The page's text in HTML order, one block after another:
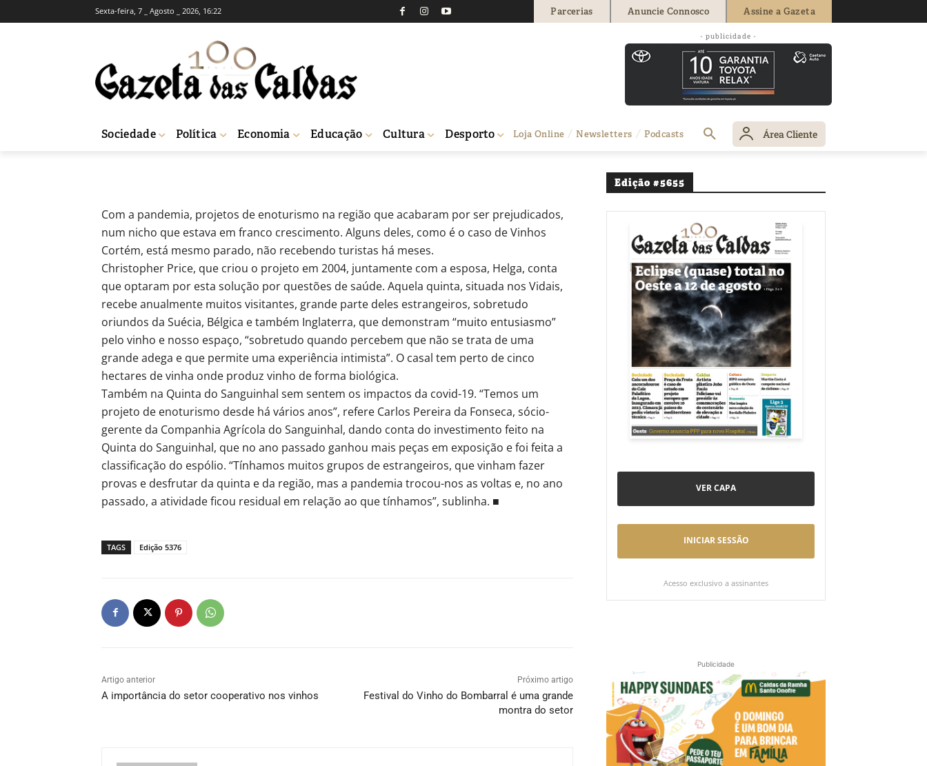
Sexta-feira, 7 _ Agosto _ 2026, 16:22 Parcerias Anuncie Connosco Assine a Gazeta
- publicidade -
Sociedade Política Economia Educação Cultura Desporto Loja Online Newsletters Podcasts Área Cliente
ECONOMIA
Pandemia prejudica enoturismo
Redação 1 de Abril, 2021 481 0
Com a pandemia, projetos de enoturismo na região que acabaram por ser prejudicados,
num nicho que estava em franco crescimento. Alguns deles, como é o caso de Vinhos
Cortém, está mesmo parado, não recebendo turistas há meses.
Christopher Price, que criou o projeto em 2004, juntamente com a esposa, Helga, conta
que optaram por esta solução por questões de saúde. Aquela quinta, situada nos Vidais,
recebe anualmente muitos visitantes, grande parte deles estrangeiros, sobretudo
oriundos da Suécia, Bélgica e também Inglaterra, que demonstram “muito entusiasmo”
pelo vinho e nosso espaço, “sobretudo quando percebem que não se trata de uma
grande adega e que permite uma experiência intimista”. O casal tem perto de cinco
hectares de vinha onde produz vinho de forma biológica.
Também na Quinta do Sanguinhal sem sentem os impactos da covid-19. “Temos um
projeto de enoturismo desde há vários anos”, refere Carlos Pereira da Fonseca, sócio-
gerente da Companhia Agrícola do Sanguinhal, dando conta do investimento feito na
Quinta do Sanguinhal, que no ano passado ganhou mais peças em exposição e foi feita a
classificação do espólio. “Tínhamos muitos grupos de estrangeiros, que vinham fazer
provas e desfrutar da quinta e da região, mas a pandemia trocou-nos as voltas e, no ano
passado, a atividade ficou residual em relação ao que tínhamos”, sublinha. ■
TAGS Edição 5376
Artigo anterior
A importância do setor cooperativo nos vinhos
Próximo artigo
Festival do Vinho do Bombarral é uma grande
montra do setor
Edição #5655
VER CAPA
INICIAR SESSÃO
Acesso exclusivo a assinantes
Publicidade